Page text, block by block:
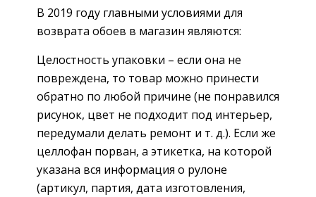
В 2019 году главными условиями для
возврата обоев в магазин являются:
Целостность упаковки – если она не
повреждена, то товар можно принести
обратно по любой причине (не понравился
рисунок, цвет не подходит под интерьер,
передумали делать ремонт и т. д.). Если же
целлофан порван, а этикетка, на которой
указана вся информация о рулоне
(артикул, партия, дата изготовления,